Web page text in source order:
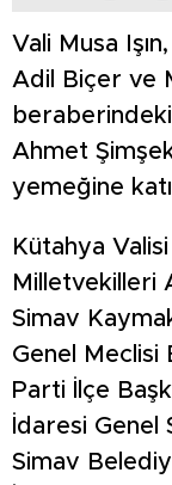
Vali Musa
Adil Biçer ve
Ahmet
yemeğine
Kütahya
Milletvekilleri
Simav
Genel Meclisi
Parti İlçe
İdaresi
Simav